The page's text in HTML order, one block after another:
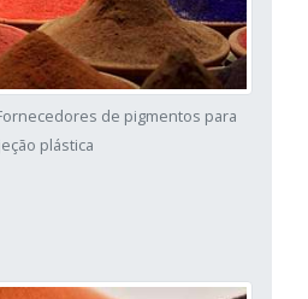
de pigmentos para
plástica